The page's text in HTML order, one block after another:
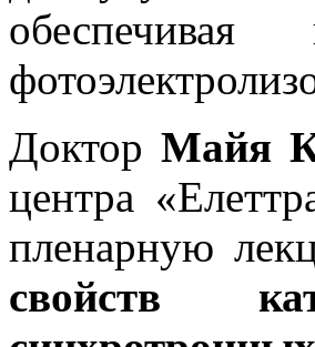
Доктор Майя
центра
пленарную
свойств